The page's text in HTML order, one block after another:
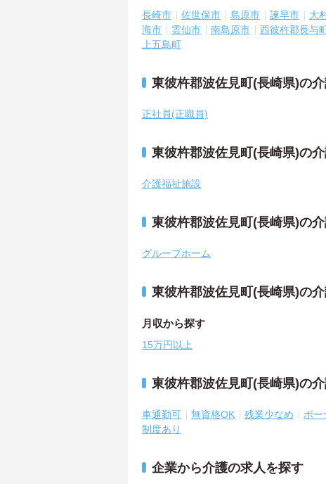
長崎市 佐世保市 島原市 諫早市 大
海市
雲仙市 南島原市 西彼杵郡長与
上五島町
東彼杵郡波佐見町(長崎県)の
正社員(正職員)
東彼杵郡波佐見町(長崎県)の
介護福祉施設
東彼杵郡波佐見町(長崎県)の
グループホーム
東彼杵郡波佐見町(長崎県)の
月収から探す
15万円以上
東彼杵郡波佐見町(長崎県)の
車通勤可 無資格OK 残業少なめ ボー
制度あり
企業から介護の求人を探す